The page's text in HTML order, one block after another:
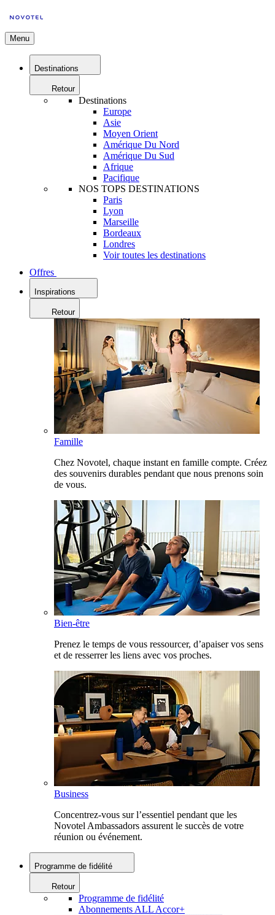
Menu
Destinations
Retour
Destinations
Europe
Asie
Moyen Orient
Amérique Du Nord
Amérique Du Sud
Afrique
Pacifique
NOS TOPS DESTINATIONS
Paris
Lyon
Marseille
Bordeaux
Londres
Voir toutes les destinations
Offres
Inspirations
Retour
Famille
Chez Novotel, chaque instant en famille compte. Créez
des souvenirs durables pendant que nous prenons soin
de vous.
Bien-être
Prenez le temps de vous ressourcer, d’apaiser vos sens
et de resserrer les liens avec vos proches.
Business
Concentrez-vous sur l’essentiel pendant que les
Novotel Ambassadors assurent le succès de votre
réunion ou événement.
Programme de fidélité
Retour
Programme de fidélité
Abonnements ALL Accor+